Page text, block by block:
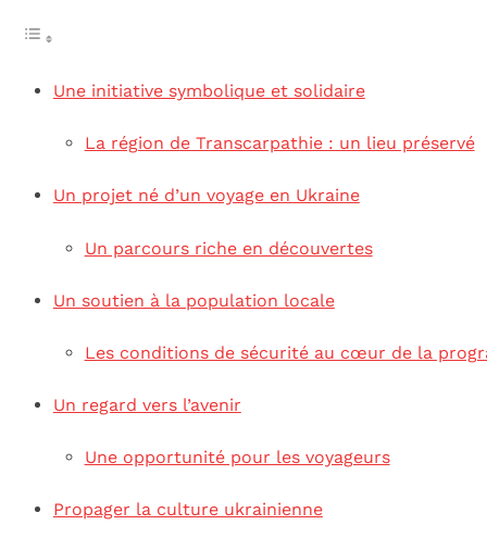
Une initiative symbolique et solidaire
La région de Transcarpathie : un lieu préservé
Un projet né d’un voyage en Ukraine
Un parcours riche en découvertes
Un soutien à la population locale
Les conditions de sécurité au cœur de la
Un regard vers l’avenir
Une opportunité pour les voyageurs
Propager la culture ukrainienne